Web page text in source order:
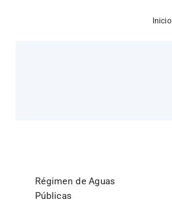
Inicio
Régimen de Aguas
Públicas